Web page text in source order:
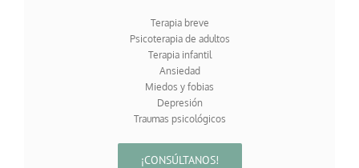
Terapia breve
Psicoterapia de adultos
Terapia infantil
Ansiedad
Miedos y fobias
Depresión
Traumas psicológicos
¡CONSÚLTANOS!